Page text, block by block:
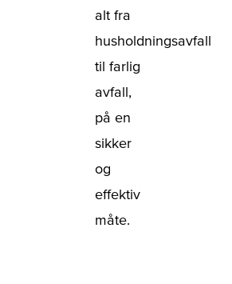
alt fra
husholdningsavfall
til farlig
avfall,
på en
sikker
og
effektiv
måte.